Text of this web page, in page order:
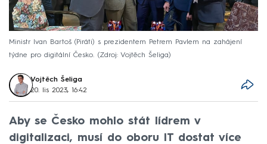
Ministr Ivan Bartoš (Piráti) s prezidentem Petrem Pavlem na zahájení
týdne pro digitální Česko.
Zdroj: Vojtěch Šeliga
Vojtěch Šeliga
20. lis 2023, 16:42
Aby se Česko mohlo stát lídrem v
digitalizaci, musí do oboru IT dostat více